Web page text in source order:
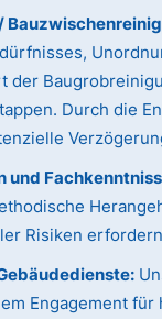
der
Durch die
und
Risiken
Engagement